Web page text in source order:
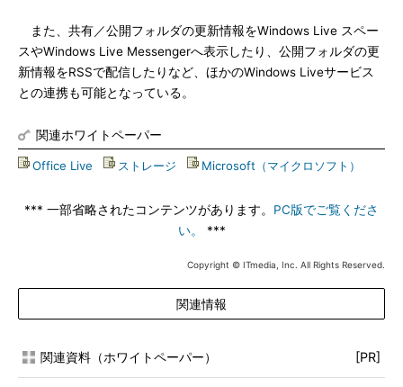
また、共有／公開フォルダの更新情報をWindows Live スペー
スやWindows Live Messengerへ表示したり、公開フォルダの更
新情報をRSSで配信したりなど、ほかのWindows Liveサービス
との連携も可能となっている。
関連ホワイトペーパー
Office Live ストレージ Microsoft（マイクロソフト）
*** 一部省略されたコンテンツがあります。 PC版でご覧くださ
い。
***
Copyright © ITmedia, Inc. All Rights Reserved.
関連情報
関連資料（ホワイトペーパー） [PR]